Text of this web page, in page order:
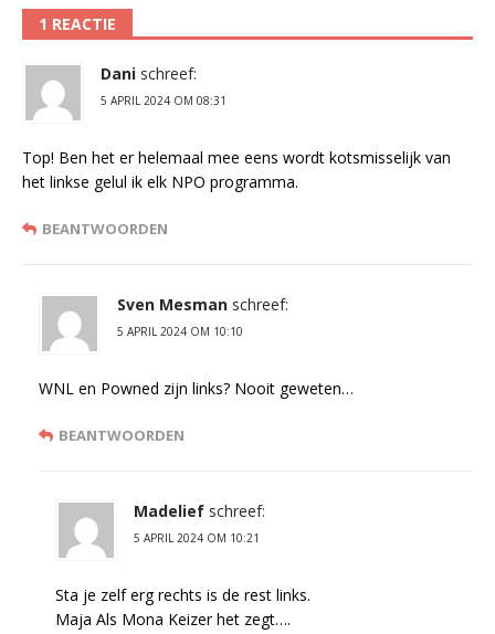
1 REACTIE
Dani schreef:
5 APRIL 2024 OM 08:31
Top! Ben het er helemaal mee eens wordt kotsmisselijk van
het linkse gelul ik elk NPO programma.
BEANTWOORDEN
Sven Mesman schreef:
5 APRIL 2024 OM 10:10
WNL en Powned zijn links? Nooit geweten…
BEANTWOORDEN
Madelief schreef:
5 APRIL 2024 OM 10:21
Sta je zelf erg rechts is de rest links.
Maja Als Mona Keizer het zegt….